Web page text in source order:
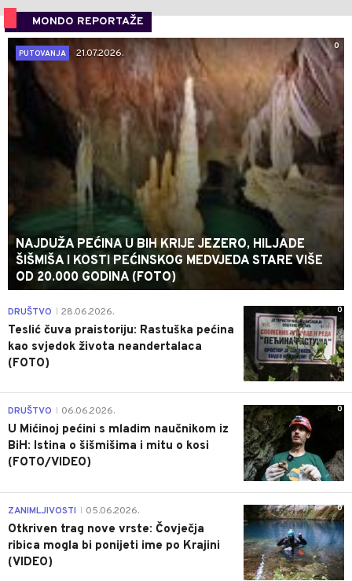
MONDO REPORTAŽE
0
PUTOVANJA
21.07.2026.
NAJDUŽA PEĆINA U BIH KRIJE JEZERO, HILJADE
ŠIŠMIŠA I KOSTI PEĆINSKOG MEDVJEDA STARE VIŠE
OD 20.000 GODINA (FOTO)
0
DRUŠTVO 28.06.2026.
Teslić čuva praistoriju: Rastuška pećina
kao svjedok života neandertalaca
(FOTO)
0
DRUŠTVO 06.06.2026.
U Mićinoj pećini s mladim naučnikom iz
BiH: Istina o šišmišima i mitu o kosi
(FOTO/VIDEO)
0
ZANIMLJIVOSTI 05.06.2026.
Otkriven trag nove vrste: Čovječja
ribica mogla bi ponijeti ime po Krajini
(VIDEO)